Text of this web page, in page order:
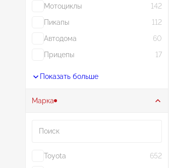
Мотоциклы
142
Пикапы
112
Автодома
60
Прицепы
17
Показать больше
Марка
Toyota
652